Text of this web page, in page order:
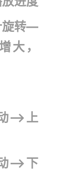
旋转—
大，
—>上
—>下